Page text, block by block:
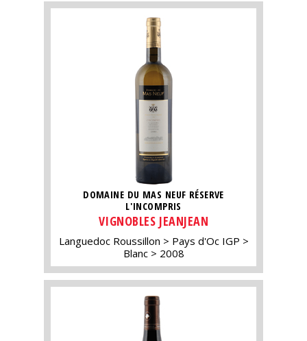
DOMAINE DU MAS NEUF RÉSERVE
L'INCOMPRIS
VIGNOBLES JEANJEAN
Languedoc Roussillon
Pays d'Oc IGP
Blanc
2008